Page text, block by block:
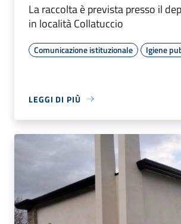
La raccolta è prevista presso il
in località Collatuccio
Comunicazione istituzionale Igiene
LEGGI DI PIÙ